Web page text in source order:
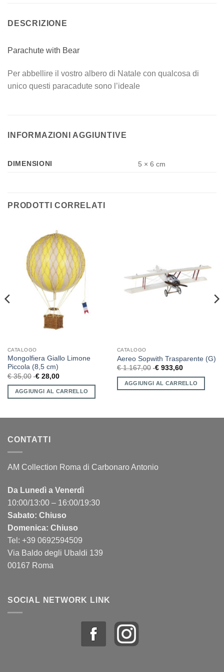
DESCRIZIONE
Parachute with Bear
Per abbellire il vostro albero di Natale con qualcosa di
unico questi paracadute sono l’ideale
INFORMAZIONI AGGIUNTIVE
DIMENSIONI 5 × 6 cm
PRODOTTI CORRELATI
CATALOGO
Mongolfiera Giallo Limone
Piccola (8,5 cm)
€35,00 €28,00
AGGIUNGI AL CARRELLO
CATALOGO
Aereo Sopwith Trasparente (G)
€1.167,00 €933,60
AGGIUNGI AL CARRELLO
CONTATTI
AM Collection Roma di Carbonaro Antonio
Da Lunedì a Venerdì
10:00/13:00 – 16:00/19:30
Sabato: Chiuso
Domenica: Chiuso
Tel: +39 0692594509
Via Baldo degli Ubaldi 139
00167 Roma
SOCIAL NETWORK LINK